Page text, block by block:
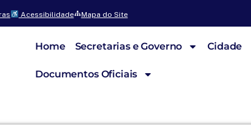
Acessibilidade Mapa do Site
Home Secretarias e Governo Cidade
Documentos Oficiais